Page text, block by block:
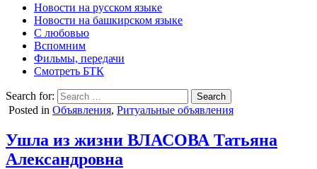
Новости на русском языке
Новости на башкирском языке
С любовью
Вспомним
Фильмы, передачи
Смотреть БТК
Search for:
Posted in Объявления, Ритуальные объявления
Ушла из жизни ВЛАСОВА Татьяна
Александровна